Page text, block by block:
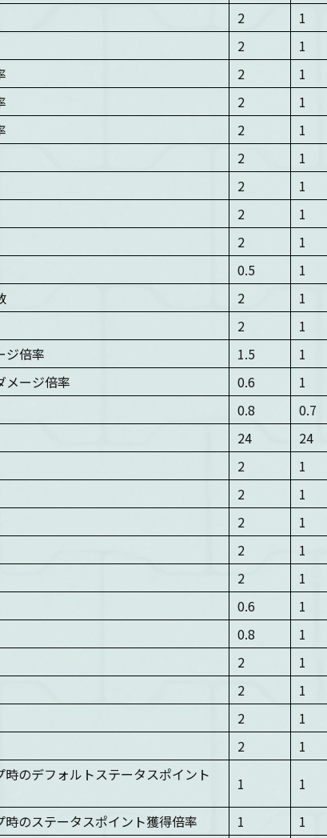
2 1
2 1
2 1
2 1
2 1
2 1
2 1
2 1
2 1
0.5 1
2 1
2 1
ジ倍率
1.5 1
メージ倍率
0.6 1
0.8 0.7
24 24
2 1
2 1
2 1
2 1
2 1
0.6 1
0.8 1
2 1
2 1
2 1
2 1
のデフォルトステータスポイント
1 1
のステータスポイント獲得倍率
1 1